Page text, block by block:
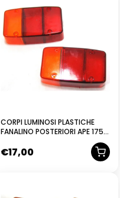
CORPI LUMINOSI PLASTICHE
FANALINO POSTERIORI APE 175
€17,00